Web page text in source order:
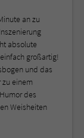
an zu
absolute
großartig!
und das
einem
des
Weisheiten